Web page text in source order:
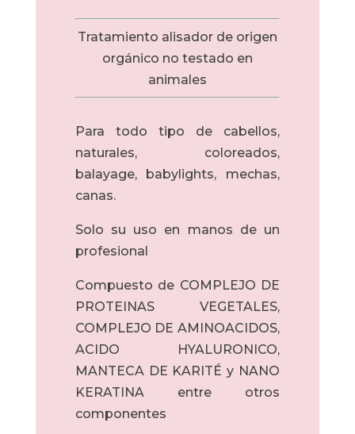
Tratamiento alisador de origen
orgánico no testado en
animales
Para todo tipo de cabellos,
naturales, coloreados,
balayage, babylights, mechas,
canas.
Solo su uso en manos de un
profesional
Compuesto de COMPLEJO DE
PROTEINAS VEGETALES,
COMPLEJO DE AMINOACIDOS,
ACIDO HYALURONICO,
MANTECA DE KARITÉ y NANO
KERATINA entre otros
componentes